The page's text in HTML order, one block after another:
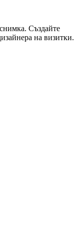
Създайте
на визитки.